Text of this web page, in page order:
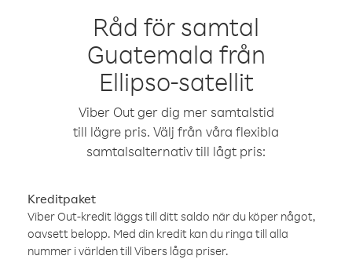
Råd för samtal
Guatemala från
Ellipso-satellit
Viber Out ger dig mer samtalstid
till lägre pris. Välj från våra flexibla
samtalsalternativ till lågt pris:
Kreditpaket
Viber Out-kredit läggs till ditt saldo när du köper något,
oavsett belopp. Med din kredit kan du ringa till alla
nummer i världen till Vibers låga priser.